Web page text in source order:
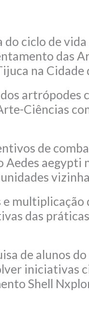
ciclo de
das
na Cidade
artrópodes
Ciências
de
Aedes aegypti
e multiplicação
das
de alunos do
iniciativas
Shell